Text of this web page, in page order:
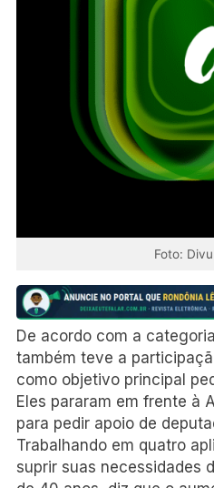
Foto:
De acordo com a
também teve a
como objetivo principal
Eles pararam em frente à
para pedir apoio de
Trabalhando em quatro
suprir suas necessidades